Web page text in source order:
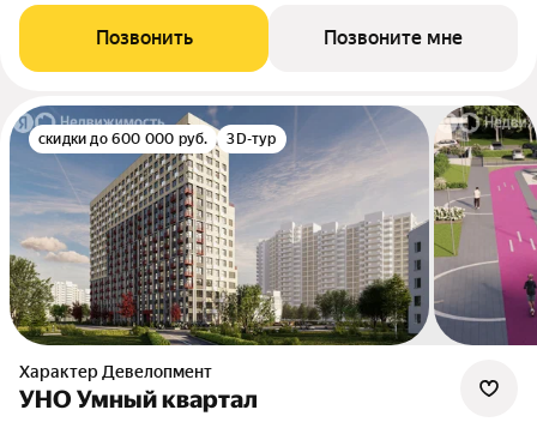
Позвонить Позвоните мне
скидки до 600 000 руб. 3D-тур
Характер Девелопмент
УНО Умный квартал